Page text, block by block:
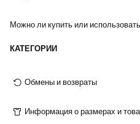
Можно ли купить или
КАТЕГОРИИ
Обмены и возвраты
Информация о размерах и